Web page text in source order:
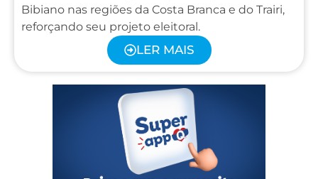
Bibiano nas regiões da Costa Branca e do Trairi,
reforçando seu projeto eleitoral.
LER MAIS